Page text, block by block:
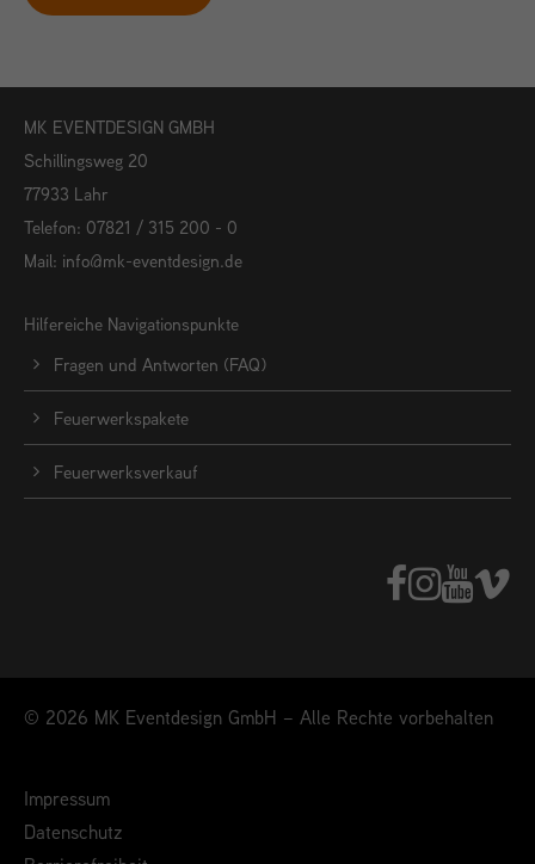
MK EVENTDESIGN GMBH
Schillingsweg 20
77933 Lahr
Telefon: 07821 / 315 200 - 0
Mail: info@mk-eventdesign.de
Hilfereiche Navigationspunkte
Fragen und Antworten (FAQ)
Feuerwerkspakete
Feuerwerksverkauf
© 2026 MK Eventdesign GmbH – Alle Rechte vorbehalten
Impressum
Datenschutz